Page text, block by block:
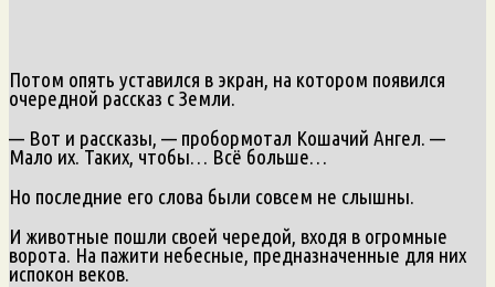
Потом опять уставился в экран, на котором появился
очередной рассказ с Земли.
— Вот и рассказы, — пробормотал Кошачий Ангел. —
Мало их. Таких, чтобы… Всё больше…
Но последние его слова были совсем не слышны.
И животные пошли своей чередой, входя в огромные
ворота. На пажити небесные, предназначенные для них
испокон веков.